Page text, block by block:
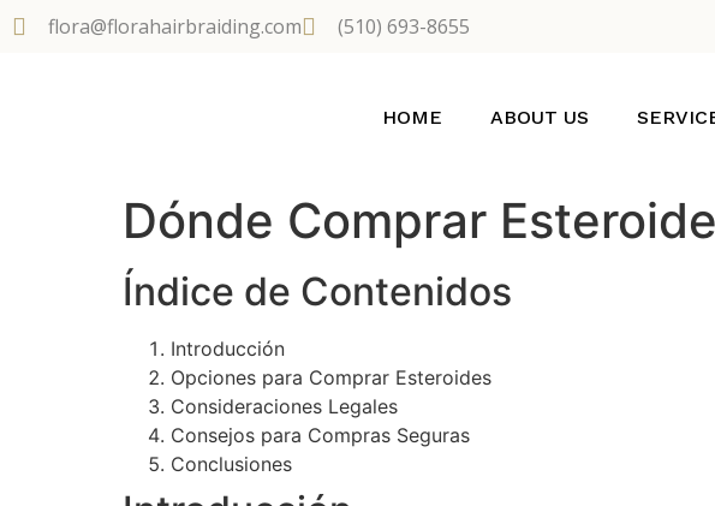
flora@florahairbraiding.com (510) 693-8655
HOME ABOUT US
Dónde Comprar
Índice de Contenidos
Introducción
Opciones para Comprar Esteroides
Consideraciones Legales
Consejos para Compras Seguras
Conclusiones